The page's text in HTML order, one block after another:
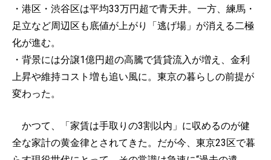
・港区・渋谷区は平均33万円超で青天井。一方、練馬・
足立など周辺区も底値が上がり「逃げ場」が消える二極
化が進む。
・背景には分譲1億円超の高騰で賃貸流入が増え、金利
上昇や維持コスト増も追い風に。東京の暮らしの前提が
変わった。
かつて、「家賃は手取りの3割以内」に収めるのが健
全な家計の黄金律とされてきた。だが今、東京23区で暮